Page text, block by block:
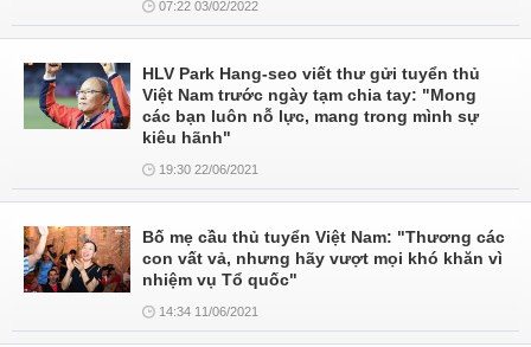
07:22 03/02/2022
HLV Park Hang-seo viết thư gửi tuyển thủ
Việt Nam trước ngày tạm chia tay: "Mong
các bạn luôn nỗ lực, mang trong mình sự
kiêu hãnh"
19:30 22/06/2021
Bố mẹ cầu thủ tuyển Việt Nam: "Thương các
con vất vả, nhưng hãy vượt mọi khó khăn vì
nhiệm vụ Tổ quốc"
14:34 11/06/2021